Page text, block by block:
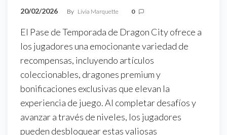
20/02/2026 By Livia Marquette 0
El Pase de Temporada de Dragon City ofrece a
los jugadores una emocionante variedad de
recompensas, incluyendo artículos
coleccionables, dragones premium y
bonificaciones exclusivas que elevan la
experiencia de juego. Al completar desafíos y
avanzar a través de niveles, los jugadores
pueden desbloquear estas valiosas